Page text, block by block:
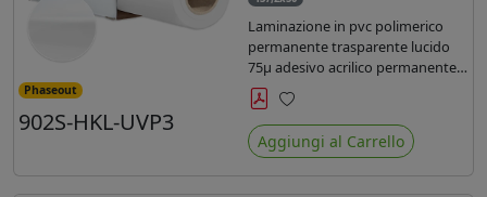
Phaseout
902S-HKL-UVP3
Laminazione in pvc polimerico
permanente trasparente lucido
75µ adesivo acrilico permanente
durata 5 anni con filtro uv, carta
kraft. Ideale per stampe con
inchiostro ecosolvente, UV e latex.
Preferiti
Aggiungi al Carrello